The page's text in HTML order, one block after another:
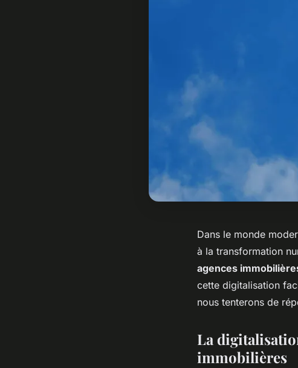
Dans le monde
à la transformation
agences
cette digitalisation
nous tenterons de
La
immobilières